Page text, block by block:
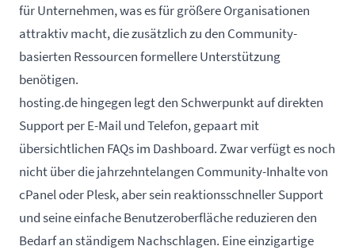
für Unternehmen, was es für größere Organisationen
attraktiv macht, die zusätzlich zu den Community-
basierten Ressourcen formellere Unterstützung
benötigen.
hosting.de hingegen legt den Schwerpunkt auf direkten
Support per E-Mail und Telefon, gepaart mit
übersichtlichen FAQs im Dashboard. Zwar verfügt es noch
nicht über die jahrzehntelangen Community-Inhalte von
cPanel oder Plesk, aber sein reaktionsschneller Support
und seine einfache Benutzeroberfläche reduzieren den
Bedarf an ständigem Nachschlagen. Eine einzigartige